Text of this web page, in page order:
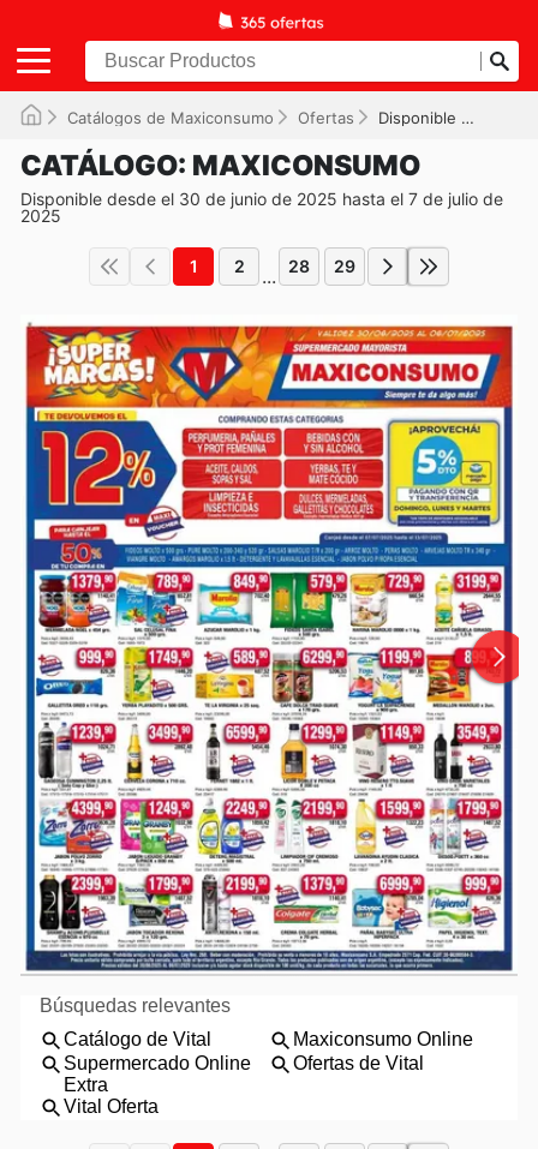
Catálogos de Maxiconsumo Ofertas Disponible hasta el 07/07/2025
CATÁLOGO: MAXICONSUMO
Disponible desde el 30 de junio de 2025 hasta el 7 de julio de
2025
1 2 ... 28 29